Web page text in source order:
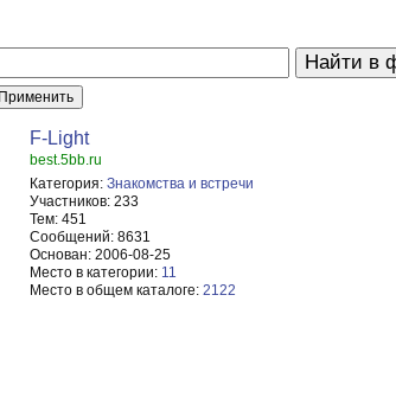
F-Light
best.5bb.ru
Категория: Знакомства и встречи
Участников: 233
Тем: 451
Сообщений: 8631
Основан: 2006-08-25
Место в категории: 11
Место в общем каталоге: 2122